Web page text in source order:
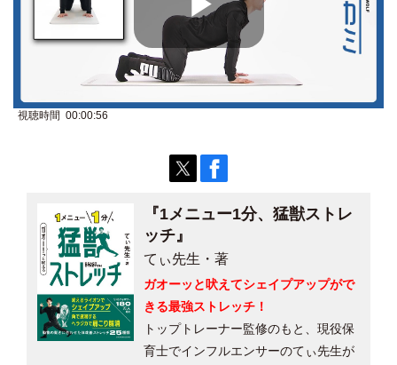
P
a
y
視聴時間 00:00:56
『1メニュー1分、猛獣ストレ
ッチ』
てぃ先生・著
ガオーッと吠えてシェイプアップがで
きる最強ストレッチ！
トップトレーナー監修のもと、現役保
育士でインフルエンサーのてぃ先生が